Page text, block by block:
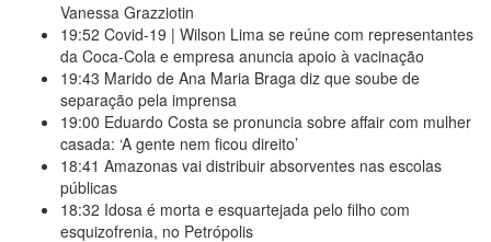
Vanessa Grazziotin
19:52 Covid-19 | Wilson Lima se reúne com representantes
da Coca-Cola e empresa anuncia apoio à vacinação
19:43 Marido de Ana Maria Braga diz que soube de
separação pela imprensa
19:00 Eduardo Costa se pronuncia sobre affair com mulher
casada: ‘A gente nem ficou direito’
18:41 Amazonas vai distribuir absorventes nas escolas
públicas
18:32 Idosa é morta e esquartejada pelo filho com
esquizofrenia, no Petrópolis